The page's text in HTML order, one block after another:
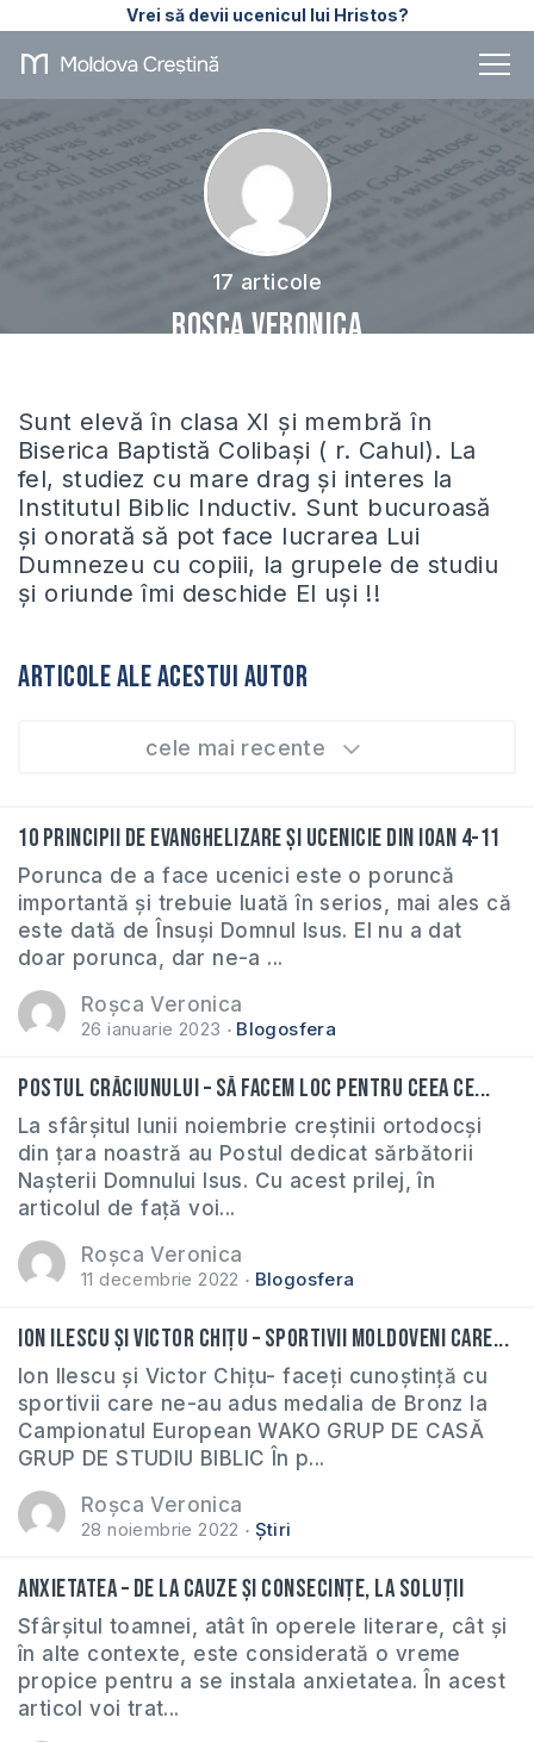
Vrei să devii ucenicul lui Hristos?
17 articole
Roșca Veronica
Sunt elevă în clasa XI și membră în
Biserica Baptistă Colibași ( r. Cahul). La
fel, studiez cu mare drag și interes la
Institutul Biblic Inductiv. Sunt bucuroasă
și onorată să pot face lucrarea Lui
Dumnezeu cu copiii, la grupele de studiu
și oriunde îmi deschide El uși !!
Articole ale acestui autor
cele mai recente
10 principii de evanghelizare și ucenicie din Ioan 4-11
Porunca de a face ucenici este o poruncă
importantă și trebuie luată în serios, mai ales că
este dată de Însuși Domnul Isus. El nu a dat
doar porunca, dar ne-a ...
Roșca Veronica
26 ianuarie 2023 Blogosfera
Postul Crăciunului – să facem loc pentru ceea ce...
La sfârșitul lunii noiembrie creștinii ortodocși
din țara noastră au Postul dedicat sărbătorii
Nașterii Domnului Isus. Cu acest prilej, în
articolul de față voi...
Roșca Veronica
11 decembrie 2022 Blogosfera
Ion Ilescu și Victor Chițu – sportivii moldoveni care...
Ion Ilescu și Victor Chițu- faceți cunoștință cu
sportivii care ne-au adus medalia de Bronz la
Campionatul European WAKO GRUP DE CASĂ
GRUP DE STUDIU BIBLIC În p...
Roșca Veronica
28 noiembrie 2022 Știri
Anxietatea – de la cauze și consecințe, la soluții
Sfârșitul toamnei, atât în operele literare, cât și
în alte contexte, este considerată o vreme
propice pentru a se instala anxietatea. În acest
articol voi trat...